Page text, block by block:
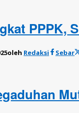
PPPK,
oleh Redaksi Sebar